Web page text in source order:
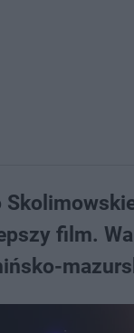
film.